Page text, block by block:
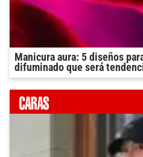
Manicura aura: 5 diseños
difuminado que será